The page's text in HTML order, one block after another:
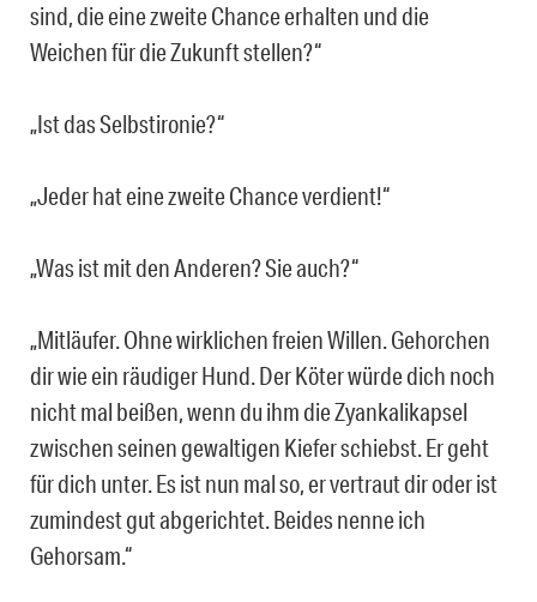
sind, die eine zweite Chance erhalten und die
Weichen für die Zukunft stellen?“
„Ist das Selbstironie?“
„Jeder hat eine zweite Chance verdient!“
„Was ist mit den Anderen? Sie auch?“
„Mitläufer. Ohne wirklichen freien Willen. Gehorchen
dir wie ein räudiger Hund. Der Köter würde dich noch
nicht mal beißen, wenn du ihm die Zyankalikapsel
zwischen seinen gewaltigen Kiefer schiebst. Er geht
für dich unter. Es ist nun mal so, er vertraut dir oder ist
zumindest gut abgerichtet. Beides nenne ich
Gehorsam.“